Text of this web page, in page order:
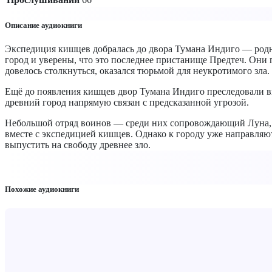
Описание аудиокниги
Экспедиция кишцев добралась до двора Тумана Индиго —
город и уверены, что это последнее пристанище Предтеч.
довелось столкнуться, оказался тюрьмой для неукротимого зла.
Ещё до появления кишцев двор Тумана Индиго преследовали
древний город напрямую связан с предсказанной угрозой.
Небольшой отряд воинов — среди них сопровождающий Луна,
вместе с экспедицией кишцев. Однако к городу уже
выпустить на свободу древнее зло.
Похожие аудиокниги